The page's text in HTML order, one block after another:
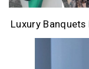
Luxury